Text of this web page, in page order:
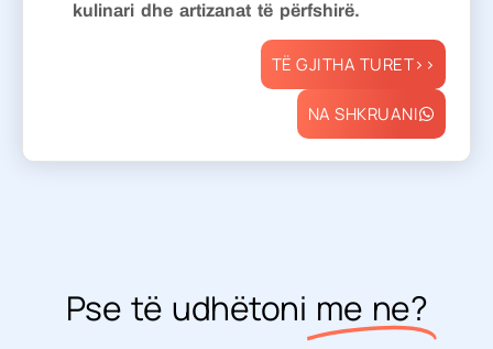
kulinari dhe artizanat të përfshirë.
TË GJITHA TURET>>
NA SHKRUANI
Pse të udhëtoni me ne?